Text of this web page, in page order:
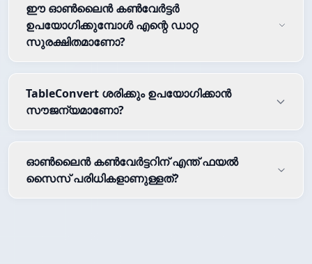
ഈ ഓൺലൈൻ കൺവേർട്ടർ
ഉപയോഗിക്കുമ്പോൾ എന്റെ ഡാറ്റ
സുരക്ഷിതമാണോ?
TableConvert ശരിക്കും ഉപയോഗിക്കാൻ
സൗജന്യമാണോ?
ഓൺലൈൻ കൺവേർട്ടറിന് എന്ത് ഫയൽ
സൈസ് പരിധികളാണുള്ളത്?